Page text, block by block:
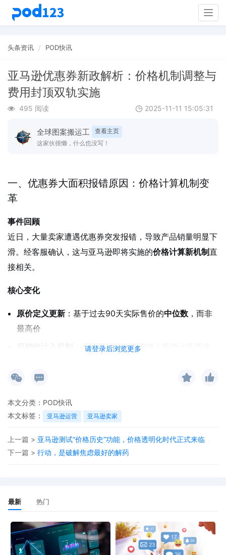
头条资讯 POD快讯
亚马逊优惠券新政解析：价格机制调整与
费用封顶双轨实施
495 阅读 2025-11-11 15:05:31
全球图案搬运工
查看主页
这家伙很懒，什么也没写！
请登录后浏览更多
一、优惠券大面积报错原因：价格计算机制变
革
事件回顾
近日，大量卖家遭遇优惠券突发报错，导致产品销量明显下
滑。经客服确认，这与亚马逊即将实施的价格计算新机制直
接相关。
核心变化
原价定义更新 ：基于过去90天实际售价的中位数 ，而非
最高价
：长期促销价格将被纳入原价计算基准
某耳机正常售价$39.99，过去90天中有30天通过优惠券以
$29.99销售。系统将判定$29.99为新的原价基准，若当前
折扣未达最低要求，即触发报错。
影响范围
频繁促销将拉低历史价格基准
应对建议
本文分类： POD快讯
本文标签：
亚马逊运营 亚马逊卖家
上一篇 > 亚马逊测试“价格历史”功能，价格透明化时代正式来临
下一篇 > 行动，是破解焦虑最好的解药
最新 热门